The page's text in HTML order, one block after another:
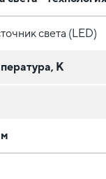
света (LED)
К